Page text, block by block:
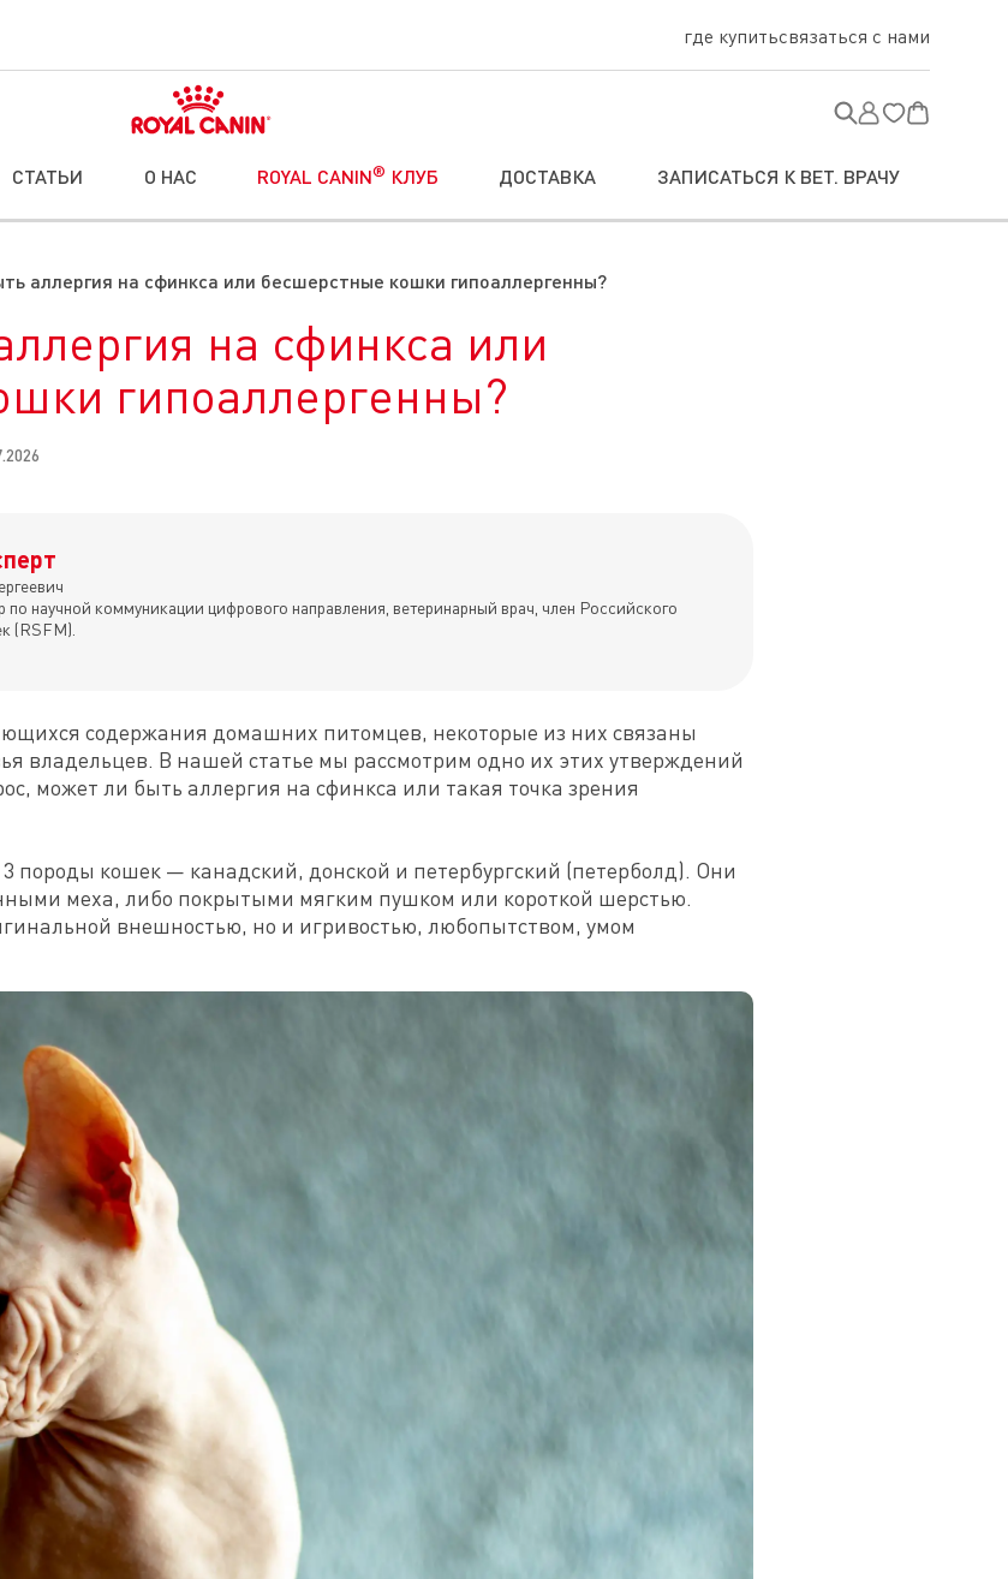
где купитьсвязаться с нами
СТАТЬИ О НАС ROYAL CANIN® КЛУБ ДОСТАВКА ЗАПИСАТЬСЯ К ВЕТ. ВРАЧУ
аллергия на сфинкса или бесшерстные кошки гипоаллергенны?
на сфинкса или
гипоаллергенны?
научной коммуникации цифрового направления, ветеринарный врач, член Российского
(RSFM).
содержания домашних питомцев, некоторые из них связаны
владельцев. В нашей статье мы рассмотрим одно их этих утверждений
может ли быть аллергия на сфинкса или такая точка зрения
породы кошек — канадский, донской и петербургский (петерболд). Они
меха, либо покрытыми мягким пушком или короткой шерстью.
внешностью, но и игривостью, любопытством, умом